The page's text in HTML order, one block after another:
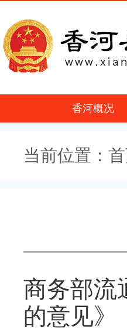
香河概况
当前位置：
商务部流
的意见》